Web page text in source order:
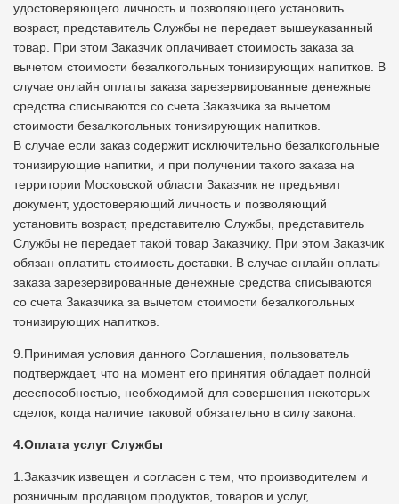
удостоверяющего личность и позволяющего установить
возраст, представитель Службы не передает вышеуказанный
товар. При этом Заказчик оплачивает стоимость заказа за
вычетом стоимости безалкогольных тонизирующих напитков. В
случае онлайн оплаты заказа зарезервированные денежные
средства списываются со счета Заказчика за вычетом
стоимости безалкогольных тонизирующих напитков.
В случае если заказ содержит исключительно безалкогольные
тонизирующие напитки, и при получении такого заказа на
территории Московской области Заказчик не предъявит
документ, удостоверяющий личность и позволяющий
установить возраст, представителю Службы, представитель
Службы не передает такой товар Заказчику. При этом Заказчик
обязан оплатить стоимость доставки. В случае онлайн оплаты
заказа зарезервированные денежные средства списываются
со счета Заказчика за вычетом стоимости безалкогольных
тонизирующих напитков.
9.Принимая условия данного Соглашения, пользователь
подтверждает, что на момент его принятия обладает полной
дееспособностью, необходимой для совершения некоторых
сделок, когда наличие таковой обязательно в силу закона.
4.Оплата услуг Службы
1.Заказчик извещен и согласен с тем, что производителем и
розничным продавцом продуктов, товаров и услуг,